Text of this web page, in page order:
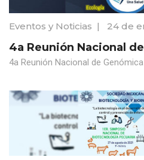
Eventos y Noticias | 24 de
4a Reunión Nacional
4a Reunión Nacional de